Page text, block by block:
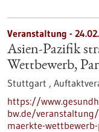
Veranstaltung -
Asien-Pazifik
Wettbewerb,
Stuttgart ,
https://
bw.de/
maerkte-